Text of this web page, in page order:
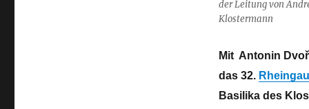
der Leitung von
Klostermann
Mit Antonin
das 32.
Basilika des